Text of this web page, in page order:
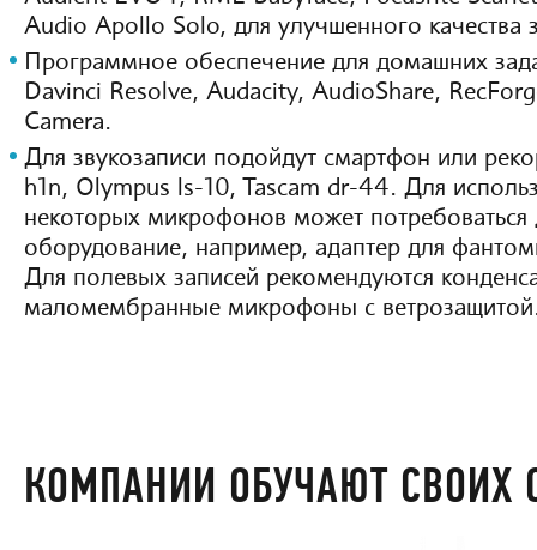
Audio Apollo Solo, для улучшенного качества
Программное обеспечение для домашних
Davinci Resolve, Audacity, AudioShare,
Camera.
Для звукозаписи подойдут смартфон или
h1n, Olympus ls-10, Tascam dr-44. Для
некоторых микрофонов может потребоваться
оборудование, например, адаптер для
Для полевых записей рекомендуются
маломембранные микрофоны с
КОМПАНИИ ОБУЧАЮТ СВОИХ